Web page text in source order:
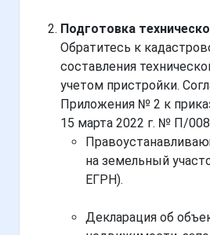
Подготовка
Обратитесь к
составления
учетом пристройки.
Приложения № 2 к
15 марта 2022 г. № П/
на земельный
ЕГРН).
Декларация об